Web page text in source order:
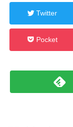
Twitter
Pocket